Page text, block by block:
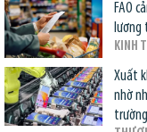
FAO
lương
KINH
Xuất
nhờ
trường